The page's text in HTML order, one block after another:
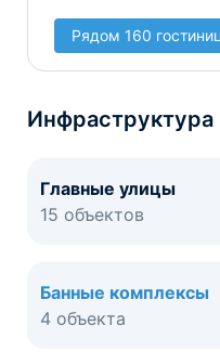
Рядом 160
Инфраструктура
Главные улицы
15 объектов
Банные комплексы
4 объекта